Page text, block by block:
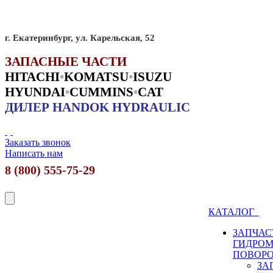
г. Екатеринбург, ул. Карельская, 52
ЗАПАСНЫЕ ЧАСТИ
HITACHI•KOMATSU•ISUZU
HYUNDAI•CUMMINS•CAT
ДИЛЕР HANDOK HYDRAULIC
Заказать звонок
Написать нам
8 (800) 555-75-29
КАТАЛОГ